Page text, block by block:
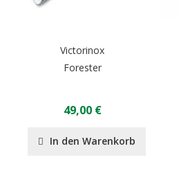
Victorinox
Forester
49,00 €
In den Warenkorb